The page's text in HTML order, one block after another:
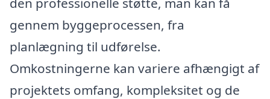
gennem byggeprocessen, fra
planlægning til udførelse.
Omkostningerne kan variere afhængigt af
projektets omfang, kompleksitet og de